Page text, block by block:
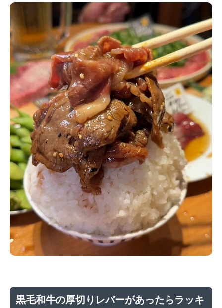
黒毛和牛の厚切りレバーがあったらラッキ